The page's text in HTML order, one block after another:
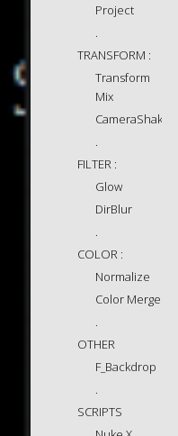
Project
TRANSFORM :
Transform
Mix
CameraShake
FILTER :
Glow
DirBlur
COLOR :
Normalize
Color Merge
OTHER
F_Backdrop
SCRIPTS